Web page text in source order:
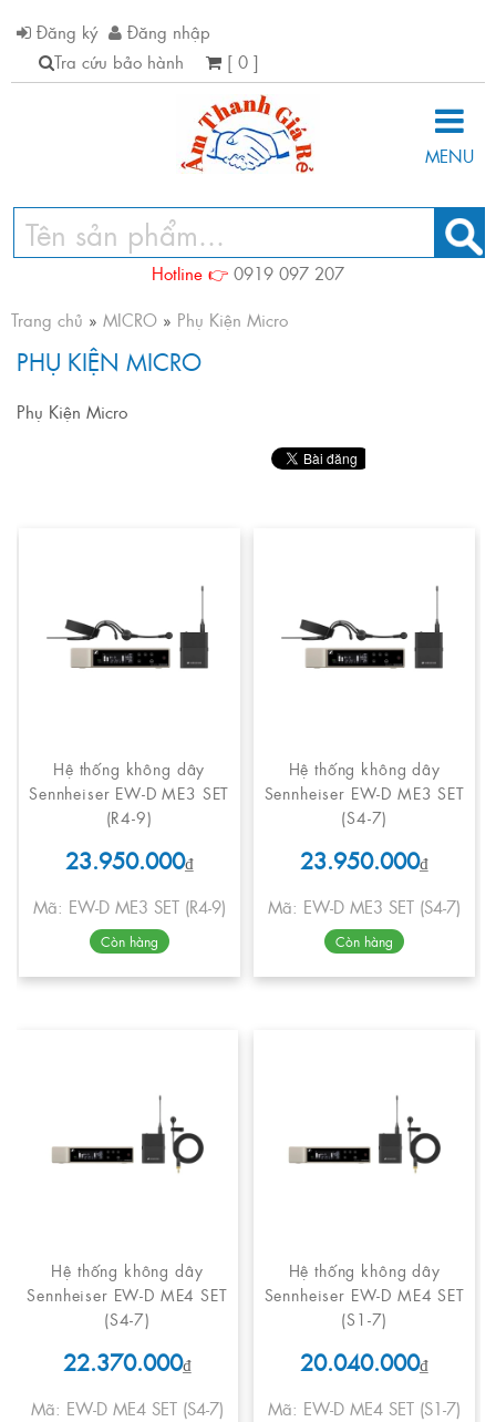
Đăng ký
Đăng nhập
Tra cứu bảo hành
[ 0 ]
MENU
Hotline 👉 0919 097 207
Trang chủ » MICRO » Phụ Kiện Micro
PHỤ KIỆN MICRO
Phụ Kiện Micro
Hệ thống không dây
Sennheiser EW-D ME3 SET
(R4-9)
23.950.000₫
Mã: EW-D ME3 SET (R4-9)
Còn hàng
Hệ thống không dây
Sennheiser EW-D ME3 SET
(S4-7)
23.950.000₫
Mã: EW-D ME3 SET (S4-7)
Còn hàng
Hệ thống không dây
Sennheiser EW-D ME4 SET
(S4-7)
22.370.000₫
Mã: EW-D ME4 SET (S4-7)
Hệ thống không dây
Sennheiser EW-D ME4 SET
(S1-7)
20.040.000₫
Mã: EW-D ME4 SET (S1-7)